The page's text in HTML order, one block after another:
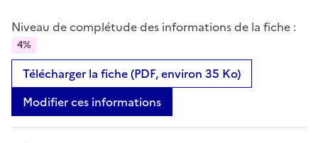
Niveau de complétude des informations de la fiche :
4%
Télécharger la fiche (PDF, environ 35 Ko)
Modifier ces informations